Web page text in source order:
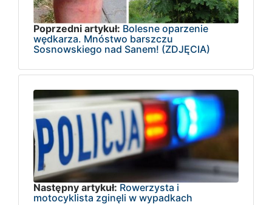
Poprzedni artykuł: Bolesne oparzenie
wędkarza. Mnóstwo barszczu
Sosnowskiego nad Sanem! (ZDJĘCIA)
Następny artykuł: Rowerzysta i
motocyklista zginęli w wypadkach